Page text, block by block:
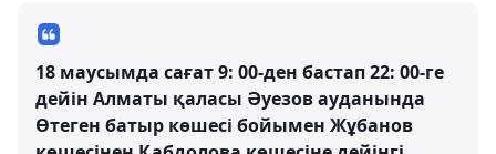
18 маусымда сағат 9: 00-ден бастап 22: 00-ге
дейін Алматы қаласы Әуезов ауданында
Өтеген батыр көшесі бойымен Жұбанов